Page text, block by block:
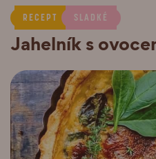
RECEPT SLADKÉ
Jahelník s